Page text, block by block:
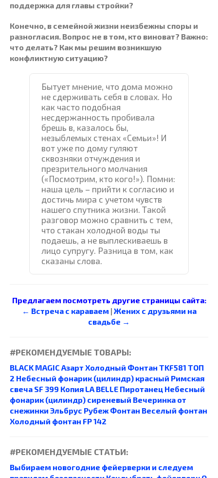
поддержка для главы стройки?
Конечно, в семейной жизни неизбежны споры и
разногласия. Вопрос не в том, кто виноват? Важно:
что делать? Как мы решим возникшую
конфликтную ситуацию?
Бытует мнение, что дома можно
не сдерживать себя в словах. Но
как часто подобная
несдержанность пробивала
брешь в, казалось бы,
незыблемых стенах «Семьи»! И
вот уже по дому гуляют
сквозняки отчуждения и
презрительного молчания
(«Посмотрим, кто кого!»). Помни:
наша цель – прийти к согласию и
достичь мира с учетом чувств
нашего спутника жизни. Такой
разговор можно сравнить с тем,
что стакан холодной воды ты
подаешь, а не выплескиваешь в
лицо супругу. Разница в том, как
сказаны слова.
Предлагаем посмотреть другие страницы сайта:
← Встреча с караваем | Жених с друзьями на
свадьбе →
#РЕКОМЕНДУЕМЫЕ ТОВАРЫ:
BLACK MAGIC Азарт Холодный Фонтан TKF581 ТОП
2 Небесный фонарик (цилиндр) красный Римская
свеча SF 399 Копия LA BELLE Пиротанец Небесный
фонарик (цилиндр) сиреневый Вечеринка от
снежинки Эльбрус Рубеж Фонтан Веселый фонтан
Холодный фонтан FP 142
#РЕКОМЕНДУЕМЫЕ СТАТЬИ:
Выбираем новогодние фейерверки и следуем